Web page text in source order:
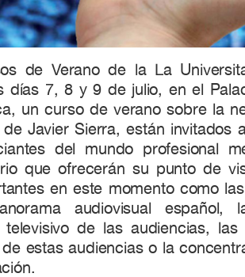
de Verano de la La
días 7, 8 y 9 de julio, en el
un curso de verano sobre la
Javier Sierra, están invitados
del mundo profesional
que ofrecerán su punto de
en este momento como
audiovisual español,
televisivo de las audiencias,
estas audiencias o la